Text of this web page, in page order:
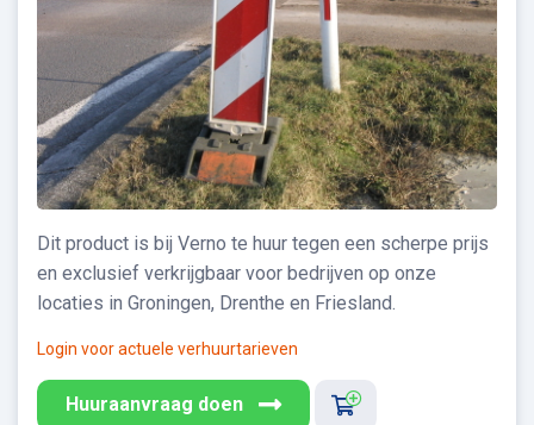
Dit product is bij Verno te huur tegen een scherpe prijs
en exclusief verkrijgbaar voor bedrijven op onze
locaties in Groningen, Drenthe en Friesland.
Login voor actuele verhuurtarieven
Huuraanvraag doen